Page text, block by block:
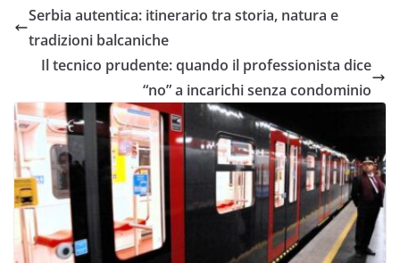
Serbia autentica: itinerario tra storia, natura e
tradizioni balcaniche
Il tecnico prudente: quando il professionista dice
“no” a incarichi senza condominio